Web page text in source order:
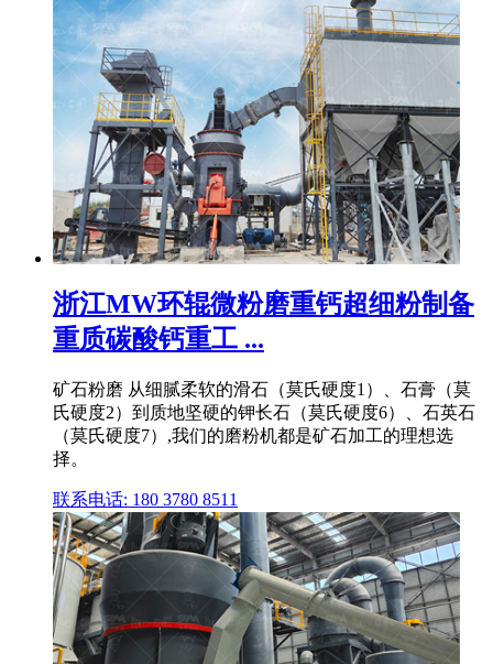
浙江MW环辊微粉磨重钙超细粉制备
重质碳酸钙重工 ...
矿石粉磨 从细腻柔软的滑石（莫氏硬度1）、石膏（莫
氏硬度2）到质地坚硬的钾长石（莫氏硬度6）、石英石
（莫氏硬度7）,我们的磨粉机都是矿石加工的理想选
择。
联系电话: 180 3780 8511